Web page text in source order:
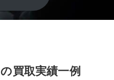
買取実績一例